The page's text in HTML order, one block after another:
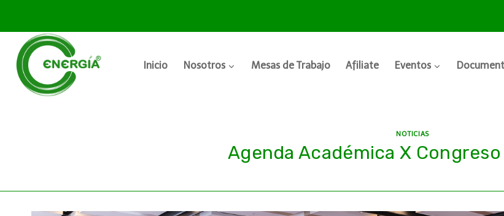
Inicio Nosotros Mesas de Trabajo Afiliate Eventos
NOTICIAS
Agenda Académica X